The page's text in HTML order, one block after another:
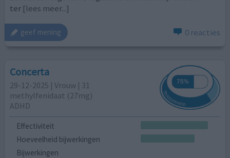
ter [lees meer...]
geef mening 0 reacties
Concerta
29-12-2025 | Vrouw | 31
methylfenidaat (27mg)
ADHD
Effectiviteit
Hoeveelheid bijwerkingen
Bijwerkingen